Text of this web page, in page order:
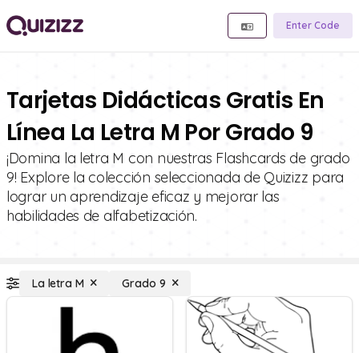
Enter Code
Tarjetas Didácticas Gratis En
Línea La Letra M Por Grado 9
¡Domina la letra M con nuestras Flashcards de grado
9! Explore la colección seleccionada de Quizizz para
lograr un aprendizaje eficaz y mejorar las
habilidades de alfabetización.
La letra M Grado 9